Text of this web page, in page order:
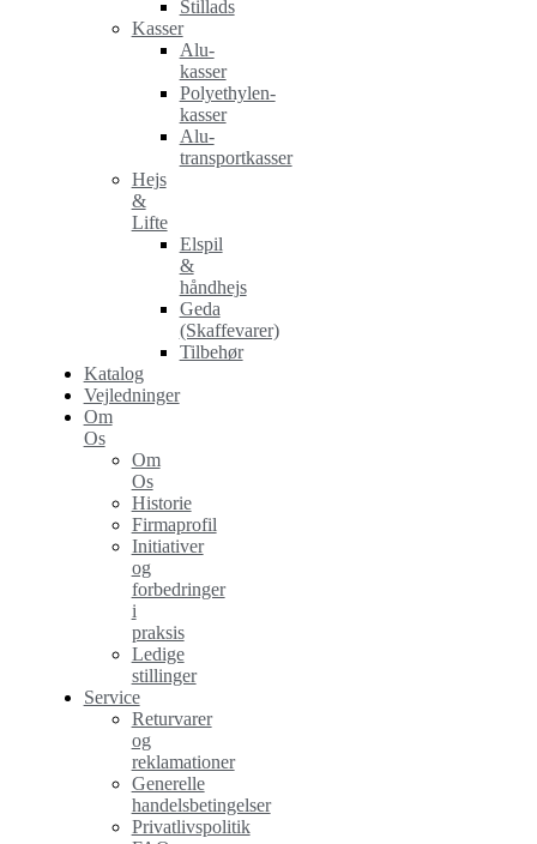
Stillads
Kasser
Alu-
kasser
Polyethylen-
kasser
Alu-
transportkasser
Hejs
&
Lifte
Elspil
&
håndhejs
Geda
(Skaffevarer)
Tilbehør
Katalog
Vejledninger
Om
Os
Om
Os
Historie
Firmaprofil
Initiativer
og
forbedringer
i
praksis
Ledige
stillinger
Service
Returvarer
og
reklamationer
Generelle
handelsbetingelser
Privatlivspolitik